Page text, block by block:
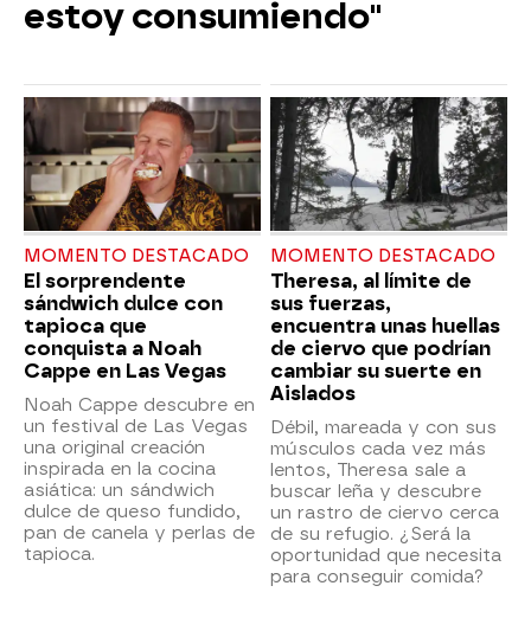
estoy consumiendo"
MOMENTO DESTACADO
El sorprendente
sándwich dulce con
tapioca que
conquista a Noah
Cappe en Las Vegas
Noah Cappe descubre en
un festival de Las Vegas
una original creación
inspirada en la cocina
asiática: un sándwich
dulce de queso fundido,
pan de canela y perlas de
tapioca.
MOMENTO DESTACADO
Theresa, al límite de
sus fuerzas,
encuentra unas huellas
de ciervo que podrían
cambiar su suerte en
Aislados
Débil, mareada y con sus
músculos cada vez más
lentos, Theresa sale a
buscar leña y descubre
un rastro de ciervo cerca
de su refugio. ¿Será la
oportunidad que necesita
para conseguir comida?